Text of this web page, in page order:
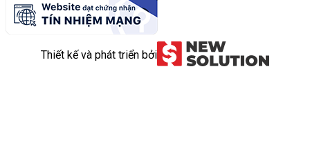
Thiết kế và phát triển bởi